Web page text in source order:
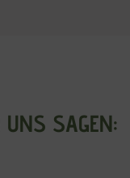
UNS SAGEN: